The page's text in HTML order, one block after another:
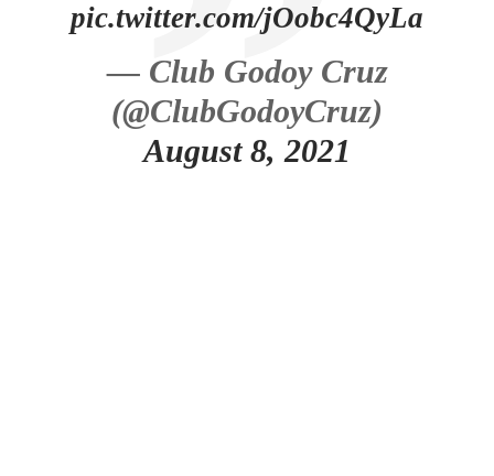
pic.twitter.com/jOobc4QyLa
— Club Godoy Cruz
(@ClubGodoyCruz)
August 8, 2021